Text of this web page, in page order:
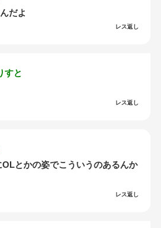
だよ
レス返し
すと
レス返し
とかの姿でこういうのあるんか
レス返し